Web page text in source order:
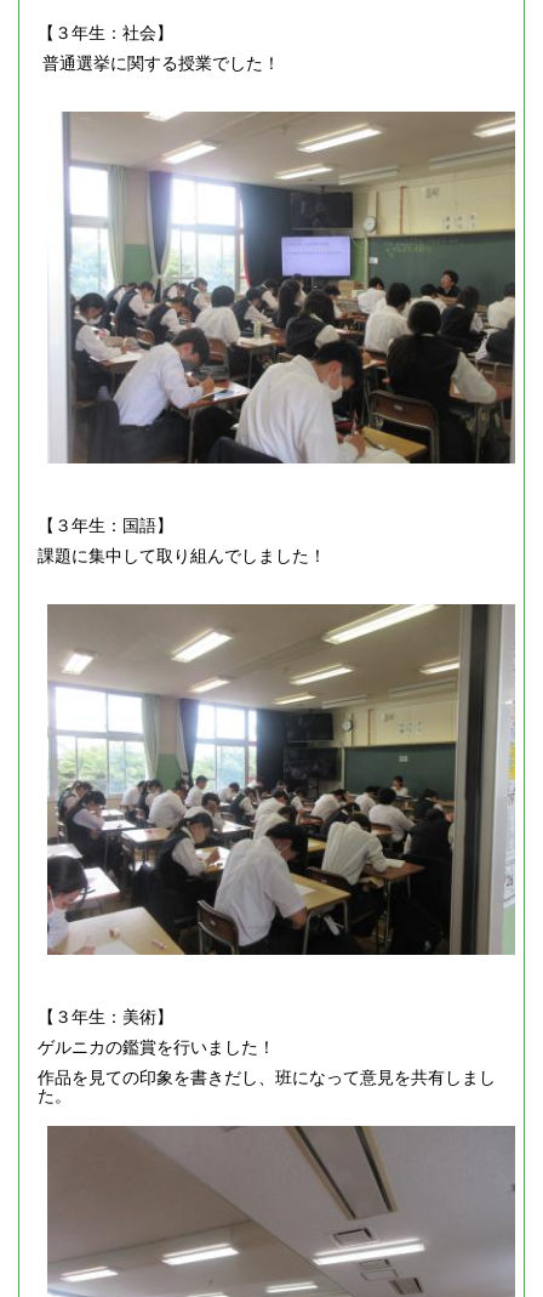
【３年生：社会】
普通選挙に関する授業でした！
【３年生：国語】
課題に集中して取り組んでしました！
【３年生：美術】
ゲルニカの鑑賞を行いました！
作品を見ての印象を書きだし、班になって意見を共有しまし
た。